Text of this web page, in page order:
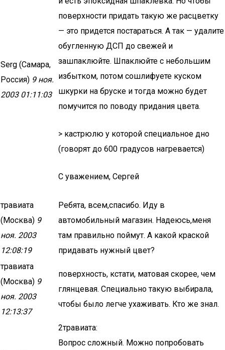
Serg (Самара,
Россия) 9 ноя.
2003 01:11:03
поверхности придать такую же расцветку
— это придется постараться. А так — удалите
обугленную ДСП до свежей и
зашпаклюйте. Шпаклюйте с небольшим
избытком, потом сошлифуете куском
шкурки на бруске и тогда можно будет
помучится по поводу придания цвета.
> кастрюлю у которой специальное дно
(говорят до 600 градусов нагревается)
С уважением, Сергей
травиата
(Москва) 9
ноя. 2003
12:08:19
Ребята, всем,спасибо. Иду в
автомобильный магазин. Надеюсь,меня
там правильно поймут. А какой краской
придавать нужный цвет?
травиата
(Москва) 9
ноя. 2003
12:13:37
поверхность, кстати, матовая скорее, чем
глянцевая. Специально такую выбирала,
чтобы было легче ухаживать. Кто же знал.
2травиата:
Вопрос сложный. Можно попробовать